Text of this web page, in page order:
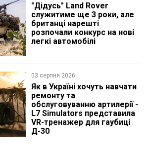
"Дідусь" Land Rover
служитиме ще 3 роки, але
британці нарешті
розпочали конкурс на нові
легкі автомобілі
03 серпня 2026
Як в Україні хочуть навчати
ремонту та
обслуговуванню артилерії -
L7 Simulators представила
VR-тренажер для гаубиці
Д-30